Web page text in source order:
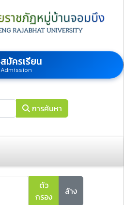
สมัครเรียน
Admission
การค้นหา
ตัว
กรอง
ล้าง